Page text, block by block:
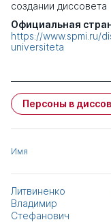
создании диссовета
Официальная
https://www.spmi.ru/
universiteta
Персоны в
Имя
Литвиненко
Владимир
Стефанович